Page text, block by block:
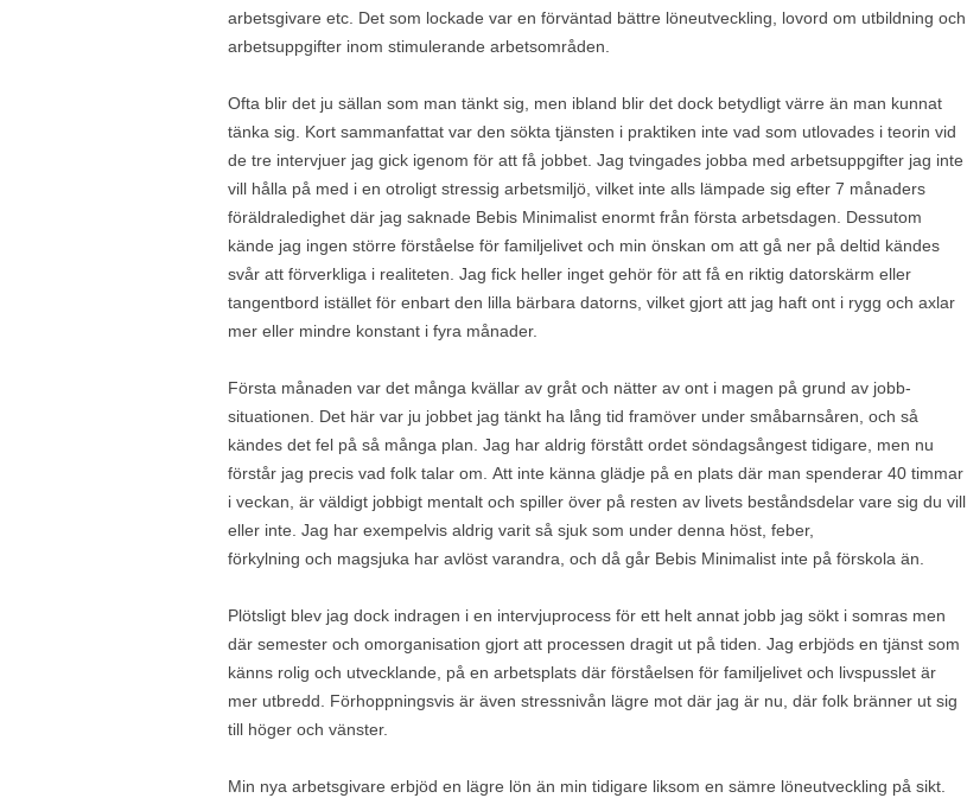
arbetsgivare etc. Det som lockade var en förväntad bättre löneutveckling, lovord om utbildning och
arbetsuppgifter inom stimulerande arbetsområden.
Ofta blir det ju sällan som man tänkt sig, men ibland blir det dock betydligt värre än man kunnat
tänka sig. Kort sammanfattat var den sökta tjänsten i praktiken inte vad som utlovades i teorin vid
de tre intervjuer jag gick igenom för att få jobbet. Jag tvingades jobba med arbetsuppgifter jag inte
vill hålla på med i en otroligt stressig arbetsmiljö, vilket inte alls lämpade sig efter 7 månaders
föräldraledighet där jag saknade Bebis Minimalist enormt från första arbetsdagen. Dessutom
kände jag ingen större förståelse för familjelivet och min önskan om att gå ner på deltid kändes
svår att förverkliga i realiteten. Jag fick heller inget gehör för att få en riktig datorskärm eller
tangentbord istället för enbart den lilla bärbara datorns, vilket gjort att jag haft ont i rygg och axlar
mer eller mindre konstant i fyra månader.
Första månaden var det många kvällar av gråt och nätter av ont i magen på grund av jobb-
situationen. Det här var ju jobbet jag tänkt ha lång tid framöver under småbarnsåren, och så
kändes det fel på så många plan. Jag har aldrig förstått ordet söndagsångest tidigare, men nu
förstår jag precis vad folk talar om. Att inte känna glädje på en plats där man spenderar 40 timmar
i veckan, är väldigt jobbigt mentalt och spiller över på resten av livets beståndsdelar vare sig du vill
eller inte. Jag har exempelvis aldrig varit så sjuk som under denna höst, feber,
förkylning och magsjuka har avlöst varandra, och då går Bebis Minimalist inte på förskola än.
Plötsligt blev jag dock indragen i en intervjuprocess för ett helt annat jobb jag sökt i somras men
där semester och omorganisation gjort att processen dragit ut på tiden. Jag erbjöds en tjänst som
känns rolig och utvecklande, på en arbetsplats där förståelsen för familjelivet och livspusslet är
mer utbredd. Förhoppningsvis är även stressnivån lägre mot där jag är nu, där folk bränner ut sig
till höger och vänster.
Min nya arbetsgivare erbjöd en lägre lön än min tidigare liksom en sämre löneutveckling på sikt.